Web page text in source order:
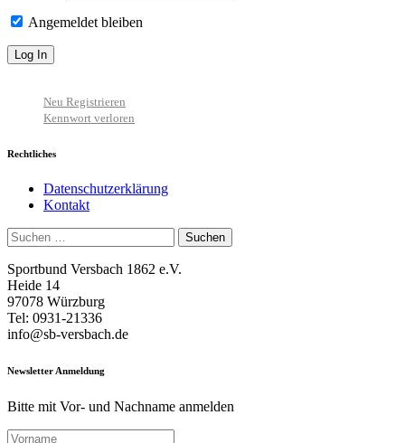
Angemeldet bleiben
Neu Registrieren
Kennwort verloren
Rechtliches
Datenschutzerklärung
Kontakt
Suchen
nach:
Sportbund Versbach 1862 e.V.
Heide 14
97078 Würzburg
Tel: 0931-21336
info@sb-versbach.de
Newsletter Anmeldung
Bitte mit Vor- und Nachname anmelden